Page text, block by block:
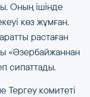
Оның ішінде
көз жұмған.
растаған
«Әзербайжаннан
сипаттады.
комитеті